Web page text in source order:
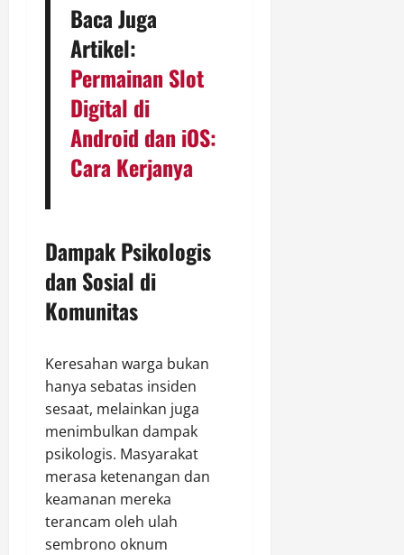
Baca Juga
Artikel:
Permainan Slot
Digital di
Android dan iOS:
Cara Kerjanya
Dampak Psikologis
dan Sosial di
Komunitas
Keresahan warga bukan
hanya sebatas insiden
sesaat, melainkan juga
menimbulkan dampak
psikologis. Masyarakat
merasa ketenangan dan
keamanan mereka
terancam oleh ulah
sembrono oknum